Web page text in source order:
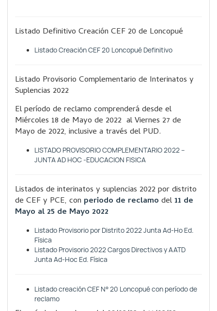
Listado Definitivo Creación CEF 20 de Loncopué
Listado Creación CEF 20 Loncopué Definitivo
Listado Provisorio Complementario de Interinatos y
Suplencias 2022
El período de reclamo comprenderá desde el
Miércoles 18 de Mayo de 2022 al Viernes 27 de
Mayo de 2022, inclusive a través del PUD.
LISTADO PROVISORIO COMPLEMENTARIO 2022 –
JUNTA AD HOC -EDUCACION FISICA
Listados de interinatos y suplencias 2022 por distrito
de CEF y PCE, con periodo de reclamo del11 de
Mayo al 25 de Mayo 2022
Listado Provisorio por Distrito 2022 Junta Ad-Ho Ed.
Física
Listado Provisorio 2022 Cargos Directivos y AATD
Junta Ad-Hoc Ed. Física
Listado creación CEF N° 20 Loncopué con período de
reclamo